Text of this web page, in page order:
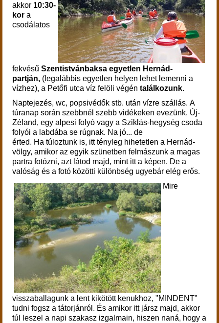
akkor 10:30-
kor a
csodálatos
fekvésű Szentistvánbaksa egyetlen Hernád-
partján, (legalábbis egyetlen helyen lehet lemenni a
vízhez), a Petőfi utca víz felöli végén találkozunk.
Naptejezés, wc, popsivédők stb. után vízre szállás. A
túranap során szebbnél szebb vidékeken evezünk, Új-
Zéland, egy alpesi folyó vagy a Sziklás-hegység csoda
folyói a labdába se rúgnak. Na jó... de
érted. Ha túloztunk is, itt tényleg hihetetlen a Hernád-
völgy, amikor az egyik szünetben felmászunk a magas
partra fotózni, azt látod majd, mint itt a képen. De a
valóság és a fotó közötti különbség ugyebár elég erős.
Mire
visszaballagunk a lent kikötött kenukhoz, "MINDENT"
tudni fogsz a tátorjánról. És amikor itt jársz majd, akkor
túl leszel a napi szakasz izgalmain, hiszen naná, hogy a